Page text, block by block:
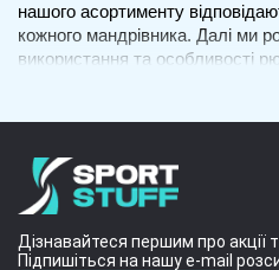
нашого асортименту
кожного мандрівника. Далі ми
використання та особливості
рюкзаків
Мобільність
Одна з головних переваг
Дізнавайтеся першим про акції
Підпишіться на нашу e-mail